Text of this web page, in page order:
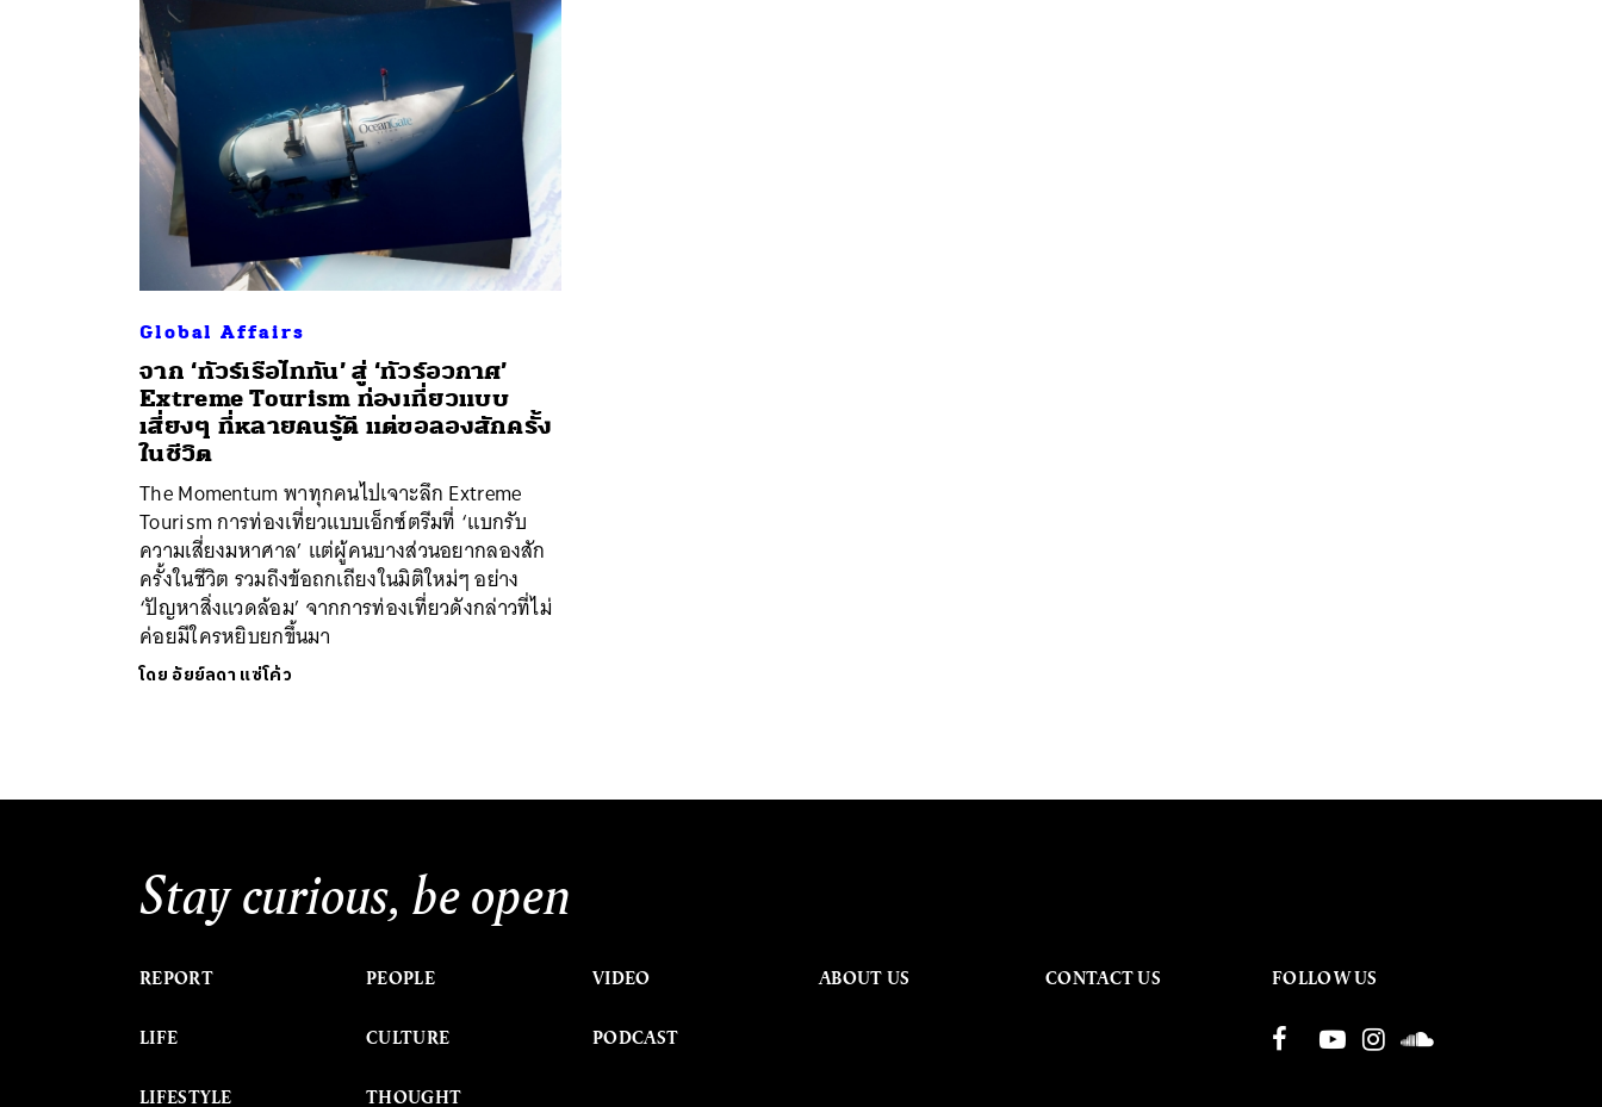
Global Affairs
จาก ‘ทัวร์เรือไททัน’ สู่ ‘ทัวร์อวกาศ’
Extreme Tourism ท่องเที่ยวแบบ
เสี่ยงๆ ที่หลายคนรู้ดี แต่ขอลองสักครั้ง
ในชีวิต
The Momentum พาทุกคนไปเจาะลึก Extreme
Tourism การท่องเที่ยวแบบเอ็กซ์ตรีมที่ ‘แบกรับ
ความเสี่ยงมหาศาล’ แต่ผู้คนบางส่วนอยากลองสัก
ครั้งในชีวิต รวมถึงข้อถกเถียงในมิติใหม่ๆ อย่าง
‘ปัญหาสิ่งแวดล้อม’ จากการท่องเที่ยวดังกล่าวที่ไม่
ค่อยมีใครหยิบยกขึ้นมา
โดย อัยย์ลดา แซ่โค้ว
Stay curious, be open
REPORT
LIFE
LIFESTYLE
PEOPLE
CULTURE
THOUGHT
VIDEO
PODCAST
ABOUT US CONTACT US FOLLOW US
ค้นหา